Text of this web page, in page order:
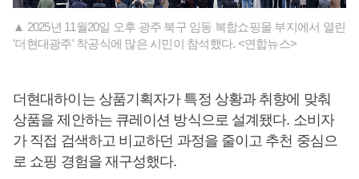
▲ 2025년 11월20일 오후 광주 북구 임동 복합쇼핑몰 부지에서 열린
'더현대광주' 착공식에 많은 시민이 참석했다. <연합뉴스>
더현대하이는 상품기획자가 특정 상황과 취향에 맞춰
상품을 제안하는 큐레이션 방식으로 설계됐다. 소비자
가 직접 검색하고 비교하던 과정을 줄이고 추천 중심으
로 쇼핑 경험을 재구성했다.